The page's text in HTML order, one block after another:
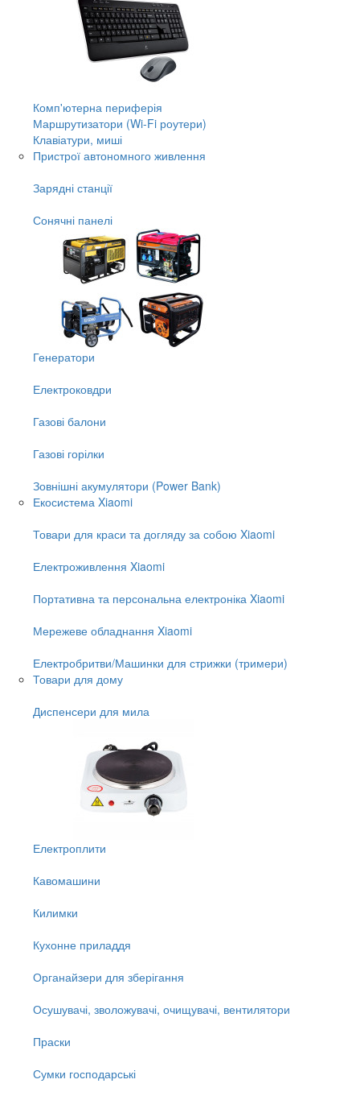
Комп'ютерна периферія
Маршрутизатори (Wi-Fi роутери)
Клавіатури, миші
Пристрої автономного живлення
Зарядні станції
Сонячні панелі
Генератори
Електроковдри
Газові балони
Газові горілки
Зовнішні акумулятори (Power Bank)
Екосистема Xiaomi
Товари для краси та догляду за собою Xiaomi
Електроживлення Xiaomi
Портативна та персональна електроніка Xiaomi
Мережеве обладнання Xiaomi
Електробритви/Машинки для стрижки (тримери)
Товари для дому
Диспенсери для мила
Електроплити
Кавомашини
Килимки
Кухонне приладдя
Органайзери для зберігання
Осушувачі, зволожувачі, очищувачі, вентилятори
Праски
Сумки господарські